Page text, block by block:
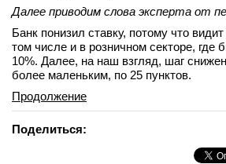
Далее приводим слова эксперта от
Банк понизил ставку, потому что
том числе и в розничном секторе, где
10%. Далее, на наш взгляд, шаг
более маленьким, по 25 пунктов.
Продолжение
Поделиться: